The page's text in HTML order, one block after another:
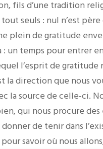
fils d’une tradition
seuls : nul n’est
plein de gratitude
un temps pour entrer
l’esprit de gratitude
la direction que nous
la source de celle-ci.
qui nous procure
de tenir dans
savoir où nous